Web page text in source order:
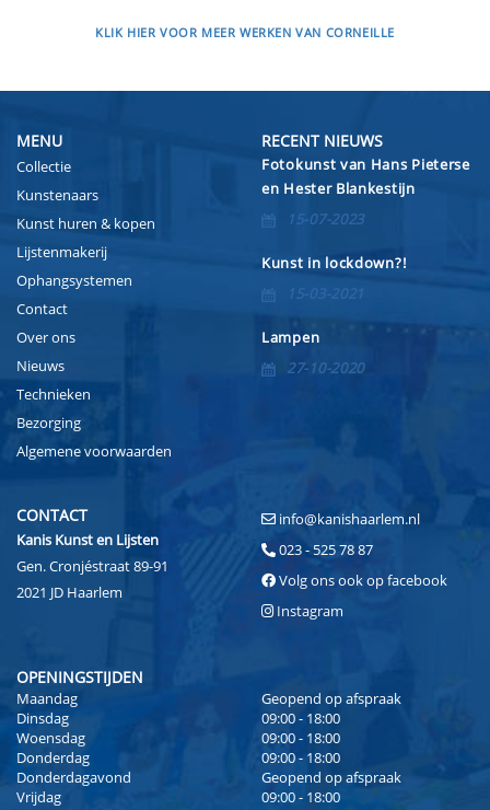
KLIK HIER VOOR MEER WERKEN VAN CORNEILLE
MENU
Collectie
Kunstenaars
Kunst huren & kopen
Lijstenmakerij
Ophangsystemen
Contact
Over ons
Nieuws
Technieken
Bezorging
Algemene voorwaarden
RECENT NIEUWS
Fotokunst van Hans Pieterse
en Hester Blankestijn
15-07-2023
Kunst in lockdown?!
15-03-2021
Lampen
27-10-2020
CONTACT
Kanis Kunst en Lijsten
Gen. Cronjéstraat 89-91
2021 JD Haarlem
info@kanishaarlem.nl
023 - 525 78 87
Volg ons ook op facebook
Instagram
OPENINGSTIJDEN
Maandag
Geopend op afspraak
Dinsdag
09:00 - 18:00
Woensdag
09:00 - 18:00
Donderdag
09:00 - 18:00
Donderdagavond
Geopend op afspraak
Vrijdag
09:00 - 18:00